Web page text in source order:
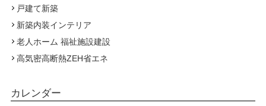
戸建て新築
新築内装インテリア
老人ホーム 福祉施設建設
高気密高断熱ZEH省エネ
カレンダー